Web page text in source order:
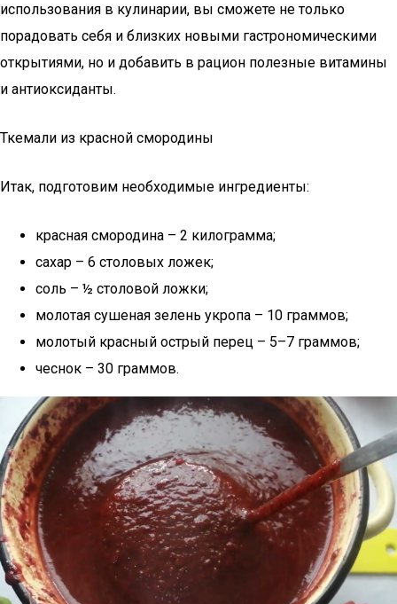
использования в кулинарии, вы сможете не только
порадовать себя и близких новыми гастрономическими
открытиями, но и добавить в рацион полезные витамины
и антиоксиданты.
Ткемали из красной смородины
Итак, подготовим необходимые ингредиенты:
красная смородина – 2 килограмма;
сахар – 6 столовых ложек;
соль – ½ столовой ложки;
молотая сушеная зелень укропа – 10 граммов;
молотый красный острый перец – 5–7 граммов;
чеснок – 30 граммов.